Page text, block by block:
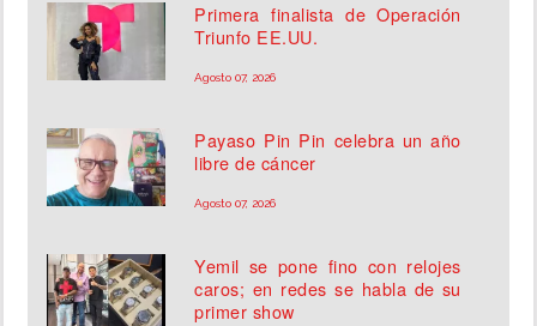
Primera finalista de Operación
Triunfo EE.UU.
Agosto 07, 2026
Payaso Pin Pin celebra un año
libre de cáncer
Agosto 07, 2026
Yemil se pone fino con relojes
caros; en redes se habla de su
primer show